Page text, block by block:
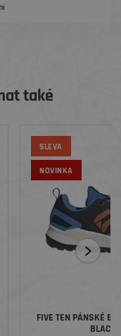
také
SLEVA
NOVINKA
FIVE TEN PÁNSKÉ